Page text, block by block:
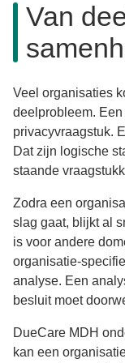
Van
Veel organisaties
deelprobleem.
privacyvraagstuk.
Dat zijn logische
staande
Zodra een
slag gaat, blijkt al
is voor andere
organisatie-
analyse. Een
besluit moet
DueCare MDH
kan een